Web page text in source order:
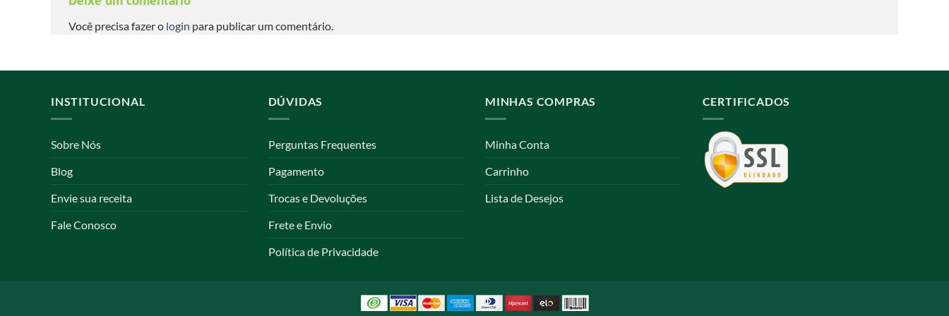
Você precisa fazer o login para publicar um comentário.
INSTITUCIONAL
Sobre Nós
Blog
Envie sua receita
Fale Conosco
DÚVIDAS
Perguntas Frequentes
Pagamento
Trocas e Devoluções
Frete e Envio
Política de Privacidade
MINHAS COMPRAS
Minha Conta
Carrinho
Lista de Desejos
CERTIFICADOS